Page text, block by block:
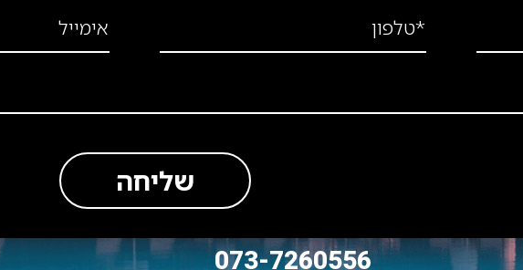
*טלפון אימייל
שליחה
073-7260556